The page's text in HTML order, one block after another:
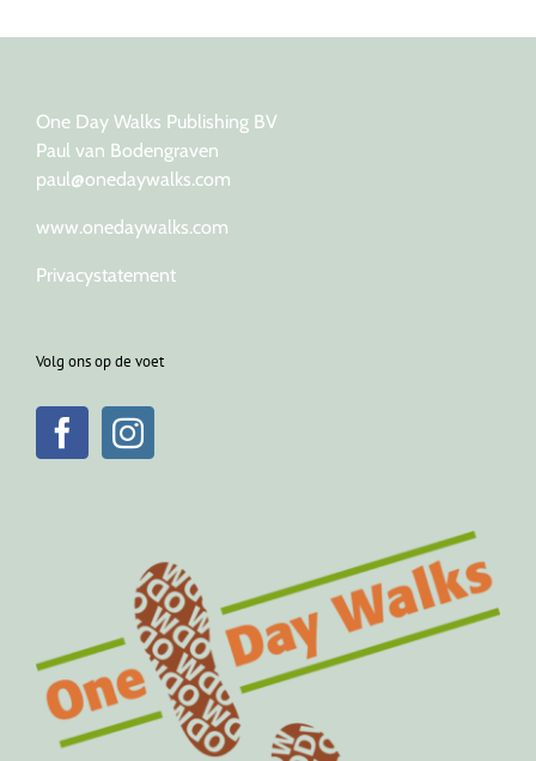
One Day Walks Publishing BV
Paul van Bodengraven
paul@onedaywalks.com
www.onedaywalks.com
Privacystatement
Volg ons op de voet